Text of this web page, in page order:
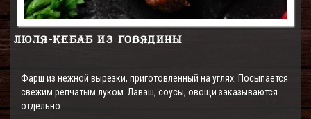
ЛЮЛЯ-КЕБАБ ИЗ ГОВЯДИНЫ
Фарш из нежной вырезки, приготовленный на углях. Посыпается
свежим репчатым луком. Лаваш, соусы, овощи заказываются
отдельно.